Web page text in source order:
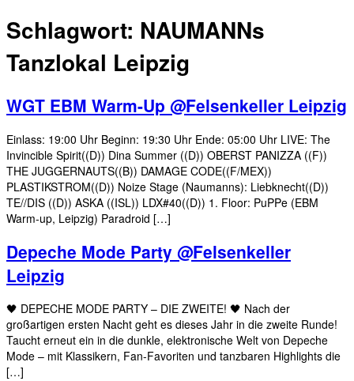
Schlagwort: NAUMANNs
Tanzlokal Leipzig
WGT EBM Warm-Up @Felsenkeller Leipzig
Einlass: 19:00 Uhr Beginn: 19:30 Uhr Ende: 05:00 Uhr LIVE: The
Invincible Spirit((D)) Dina Summer ((D)) OBERST PANIZZA ((F))
THE JUGGERNAUTS((B)) DAMAGE CODE((F/MEX))
PLASTIKSTROM((D)) Noize Stage (Naumanns): Liebknecht((D))
TE//DIS ((D)) ASKA ((ISL)) LDX#40((D)) 1. Floor: PuPPe (EBM
Warm-up, Leipzig) Paradroid […]
Depeche Mode Party @Felsenkeller
Leipzig
🖤 DEPECHE MODE PARTY – DIE ZWEITE! 🖤 Nach der
großartigen ersten Nacht geht es dieses Jahr in die zweite Runde!
Taucht erneut ein in die dunkle, elektronische Welt von Depeche
Mode – mit Klassikern, Fan-Favoriten und tanzbaren Highlights die
[…]